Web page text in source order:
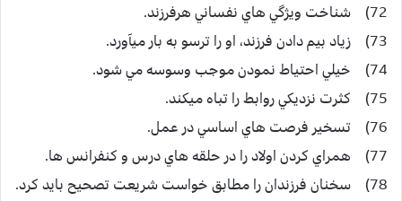
72) شناخت ويژگي هاي نفساني هرفرزند.
73) زياد بيم دادن فرزند، او را ترسو به بار ميآورد.
74) خيلي احتياط نمودن موجب وسوسه مي شود.
75) كثرت نزديكي روابط را تباه ميكند.
76) تسخير فرصت هاي اساسي در عمل.
77) همراي كردن اولاد را در حلقه هاي درس و كنفرانس ها.
78) سخنان فرزندان را مطابق خواست شريعت تصحيح بايد كرد.